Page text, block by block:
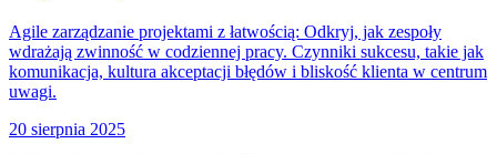
Agile zarządzanie projektami z łatwością: Odkryj, jak zespoły
wdrażają zwinność w codziennej pracy. Czynniki sukcesu, takie jak
komunikacja, kultura akceptacji błędów i bliskość klienta w centrum
uwagi.
20 sierpnia 2025